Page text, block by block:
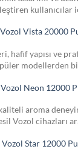
Vozol Vista 20000
hafif yapısı ve
modellerden
Vozol Neon 12000
aroma
Vozol cihazları
Vozol Star 12000